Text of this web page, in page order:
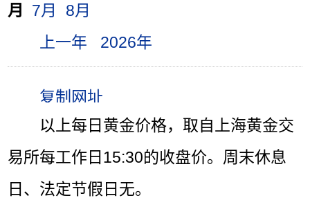
月
7月
8月
上一年
2026年
以上每日黄金价格，取自上海黄金交
易所每工作日15:30的收盘价。周末休息
日、法定节假日无。